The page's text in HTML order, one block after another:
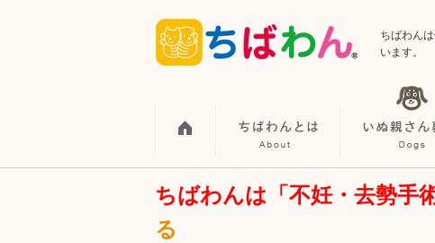
ちばわん
います。
ちばわんは「不妊・去勢手
る